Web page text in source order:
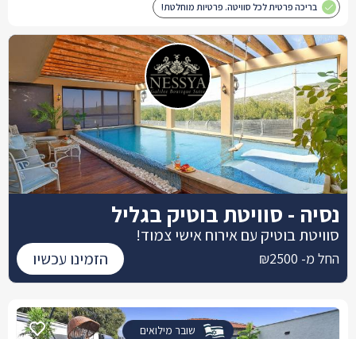
בריכה פרטית לכל סוויטה. פרטיות מוחלטת!
שובר מילואים
נסיה - סוויטת בוטיק בגליל
סוויטת בוטיק עם אירוח אישי צמוד!
החל מ- ₪2500 הזמינו עכשיו